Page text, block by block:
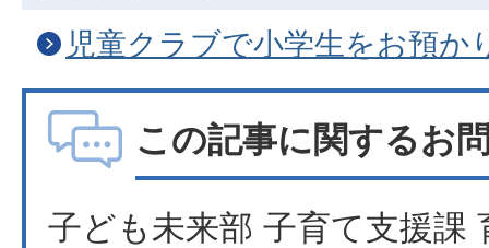
児童クラブで小学生をお預か
この記事に関するお
子ども未来部 子育て支援課